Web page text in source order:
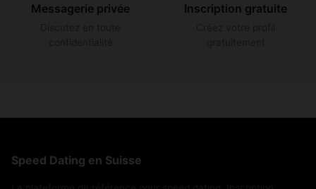
Messagerie privée Inscription gratuite
Speed Dating en Suisse